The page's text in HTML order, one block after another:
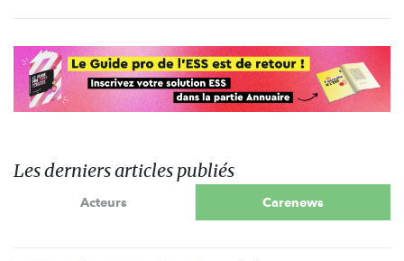
Les derniers articles publiés
Acteurs Carenews